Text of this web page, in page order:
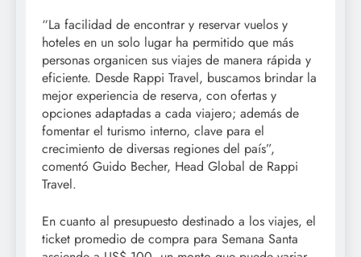
“La facilidad de encontrar y reservar vuelos y
hoteles en un solo lugar ha permitido que más
personas organicen sus viajes de manera rápida y
eficiente. Desde Rappi Travel, buscamos brindar la
mejor experiencia de reserva, con ofertas y
opciones adaptadas a cada viajero; además de
fomentar el turismo interno, clave para el
crecimiento de diversas regiones del país”,
comentó Guido Becher, Head Global de Rappi
Travel.
En cuanto al presupuesto destinado a los viajes, el
ticket promedio de compra para Semana Santa